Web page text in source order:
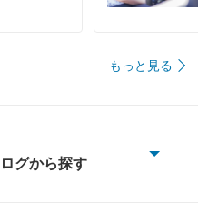
もっと見る
グから探す